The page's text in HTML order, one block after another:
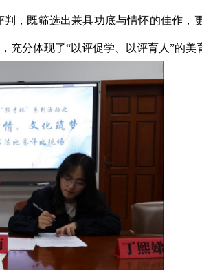
，既筛选出兼具功底与情怀的佳作，
分体现了“以评促学、以评育人”的美